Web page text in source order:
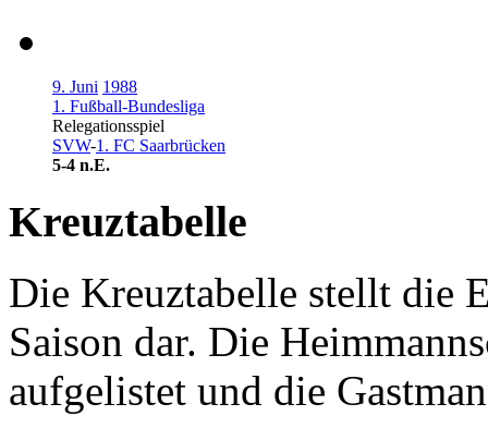
9. Juni 1988
1. Fußball-Bundesliga
Relegationsspiel
SVW-1. FC Saarbrücken
5-4 n.E.
Kreuztabelle
Die Kreuztabelle stellt die
Saison dar. Die
aufgelistet und die